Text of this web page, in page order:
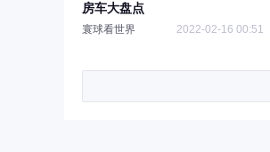
房车大盘点
寰球看世界 2022-02-16 00:51